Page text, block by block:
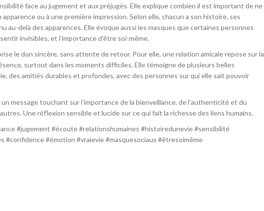
face au jugement et aux préjugés. Elle explique combien il est important de ne
ou à une première impression. Selon elle, chacun a son histoire, ses
au-delà des apparences. Elle évoque aussi les masques que certaines personnes
invisibles, et l’importance d’être soi-même.
le don sincère, sans attente de retour. Pour elle, une relation amicale repose sur la
surtout dans les moments difficiles. Elle témoigne de plusieurs belles
des amitiés durables et profondes, avec des personnes sur qui elle sait pouvoir
message touchant sur l’importance de la bienveillance, de l’authenticité et du
Une réflexion sensible et lucide sur ce qui fait la richesse des liens humains.
#jugement #écoute #relationshumaines #histoiredunevie #sensibilité
#confidence #émotion #vraievie #masquesociaux #êtresoimême